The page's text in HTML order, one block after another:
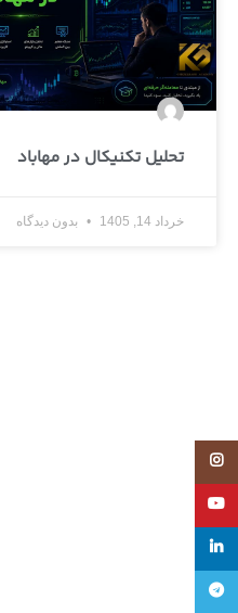
تحلیل تکنیکال در مهاباد
خرداد 14, 1405 بدون دیدگاه